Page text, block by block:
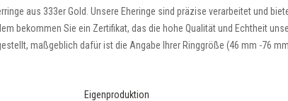
aus 333er Gold. Unsere Eheringe sind präzise verarbeitet und
bekommen Sie ein Zertifikat, das die hohe Qualität und Echtheit
maßgeblich dafür ist die Angabe Ihrer Ringgröße (46 mm -76
Eigenproduktion